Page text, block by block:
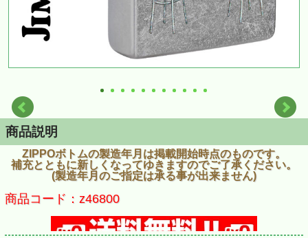
商品説明
ZIPPOボトムの製造年月は掲載開始時点のものです。
補充とともに新しくなってゆきますのでご了承ください。
(製造年月のご指定は承る事が出来ません)
商品コード：z46800